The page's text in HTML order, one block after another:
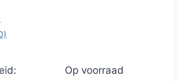
Op voorraad